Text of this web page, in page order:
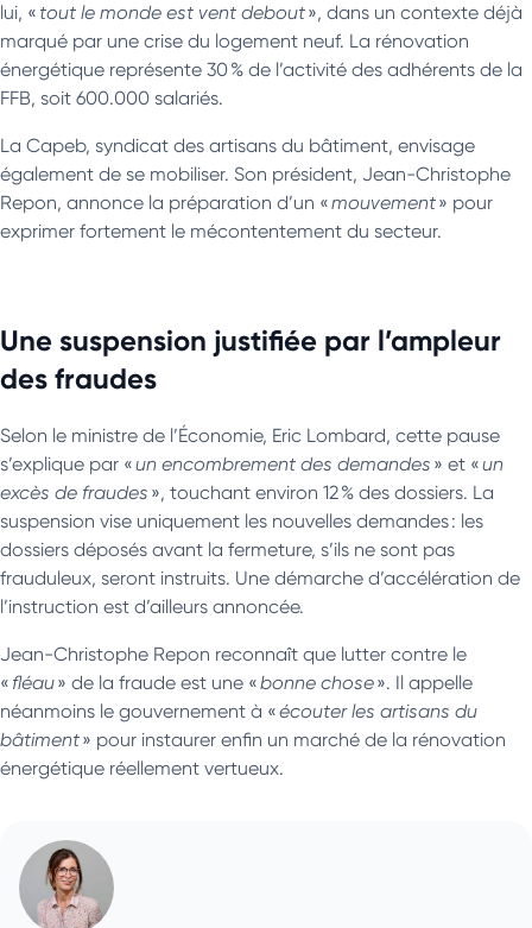
lui, « tout le monde est vent debout», dans un contexte déjà
marqué par une crise du logement neuf. La rénovation
énergétique représente 30 % de l’activité des adhérents de la
FFB, soit 600.000 salariés.
La Capeb, syndicat des artisans du bâtiment, envisage
également de se mobiliser. Son président, Jean-Christophe
Repon, annonce la préparation d’un «mouvement» pour
exprimer fortement le mécontentement du secteur.
Une suspension justifiée par l’ampleur
des fraudes
Selon le ministre de l’Économie, Eric Lombard, cette pause
s’explique par «un encombrement des demandes » et «un
excès de fraudes », touchant environ 12 % des dossiers. La
suspension vise uniquement les nouvelles demandes : les
dossiers déposés avant la fermeture, s’ils ne sont pas
frauduleux, seront instruits. Une démarche d’accélération de
l’instruction est d’ailleurs annoncée.
Jean-Christophe Repon reconnaît que lutter contre le
« fléau» de la fraude est une «bonne chose». Il appelle
néanmoins le gouvernement à «écouter les artisans du
bâtiment» pour instaurer enfin un marché de la rénovation
énergétique réellement vertueux.